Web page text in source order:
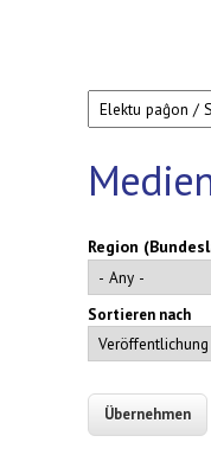
Region
Sortieren nach